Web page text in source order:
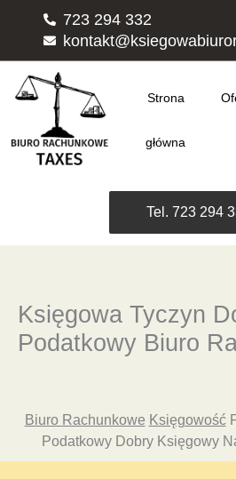
723 294 332
Strona
główna
Tel. 723 294
Księgowa Tyczyn
Podatkowy Biuro
Biuro Rachunkowe Księgowość
Podatkowy Dobry Księgowy